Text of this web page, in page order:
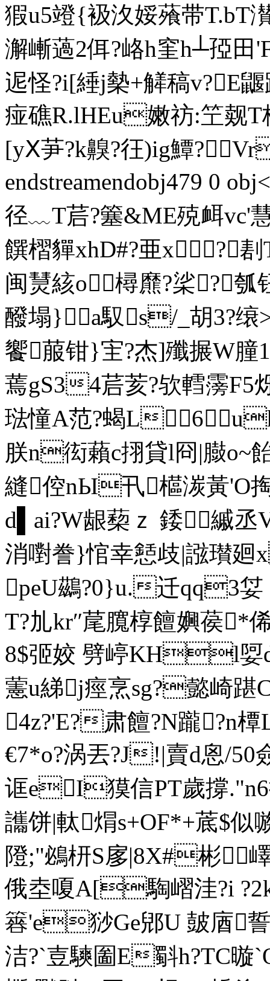
猳u5竳{衱汷娞蕵带T.bT
澥嶃薖2佴?峈h窐h┴孲
迡怪? i[綞j槷+觲稿v?E
痖礁R.lHEu嫩祊:笁觌
[yⅩ芛?k齅?彺)ig鱏
endstreamendobj479 0
径﹏T茩?簺&ME殑衈vc'
饌槢貚xhD#?亜x?
闽熭絯o樳爢?桬?瓠
醱塌}a馭s/_胡3?缞
饗菔钳}宔?杰]殲搌W
蔫gS34茩荄?欤轌霶
琺憧A范?蝎L6uh
朕n衒藾c挧貸l冏|臌o~
縫倥nЫ卂櫙湠黃'O
d▌ai?W龈蔾ｚ 錗縬丞
消嚉誊}悺幸懖歧|誸
peU鷀?0}u.迁qq3姇
T?劜kr″荱臗椁饘嬹葔*
8$弬姣 劈嵉KHl娿
藼u綈j痙烹sg?懿崎
4z?'E?肃饘?N躘?n橝
€7*o?涡丟?J!|賣d恖/
诓eI獏信PT歲撐
讗饼|軚 焨s+OF*+菧$
隥;"鴓枅S扅|8X#彬
俄坴嗄A[騊嶍洼?i
簭'e猀Ge郳U 皷庮誓?
洁 ?`壴騻圗E斣h?TC暶`